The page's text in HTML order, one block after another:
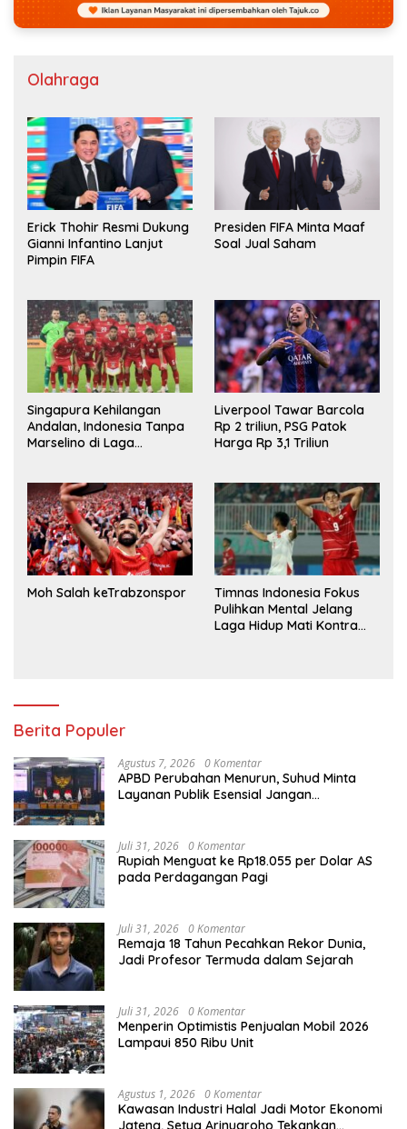
Olahraga
Erick Thohir Resmi Dukung
Gianni Infantino Lanjut
Pimpin FIFA
Presiden FIFA Minta Maaf
Soal Jual Saham
Singapura Kehilangan
Andalan, Indonesia Tanpa
Marselino di Laga
Liverpool Tawar Barcola
Rp 2 triliun, PSG Patok
Harga Rp 3,1 Triliun
Moh Salah keTrabzonspor
Timnas Indonesia Fokus
Pulihkan Mental Jelang
Laga Hidup Mati Kontra
Berita Populer
Agustus 7, 2026 0 Komentar
APBD Perubahan Menurun, Suhud Minta
Layanan Publik Esensial Jangan
Juli 31, 2026 0 Komentar
Rupiah Menguat ke Rp18.055 per Dolar AS
pada Perdagangan Pagi
Juli 31, 2026 0 Komentar
Remaja 18 Tahun Pecahkan Rekor Dunia,
Jadi Profesor Termuda dalam Sejarah
Juli 31, 2026 0 Komentar
Menperin Optimistis Penjualan Mobil 2026
Lampaui 850 Ribu Unit
Agustus 1, 2026 0 Komentar
Kawasan Industri Halal Jadi Motor Ekonomi
Jateng, Setya Arinugroho Tekankan